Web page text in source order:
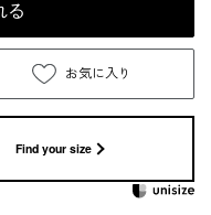
る
お気に入り
Find your size